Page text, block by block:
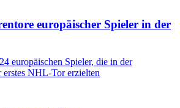
europäischer Spieler in der
europäischen Spieler, die in der
erstes NHL-Tor erzielten